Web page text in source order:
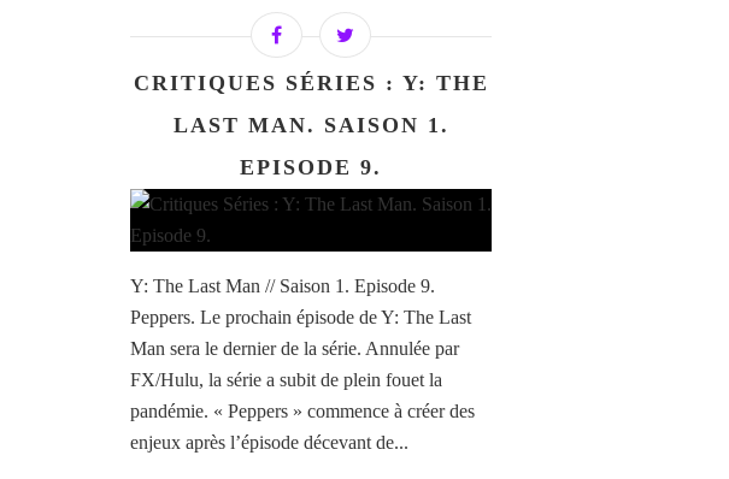
CRITIQUES SÉRIES : Y: THE
LAST MAN. SAISON 1.
EPISODE 9.
Y: The Last Man // Saison 1. Episode 9.
Peppers. Le prochain épisode de Y: The Last
Man sera le dernier de la série. Annulée par
FX/Hulu, la série a subit de plein fouet la
pandémie. « Peppers » commence à créer des
enjeux après l’épisode décevant de...